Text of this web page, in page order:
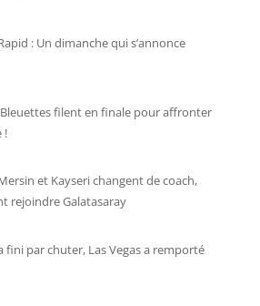
: Un dimanche qui s’annonce
Bleuettes filent en finale pour affronter
!
et Kayseri changent de coach,
rejoindre Galatasaray
fini par chuter, Las Vegas a remporté